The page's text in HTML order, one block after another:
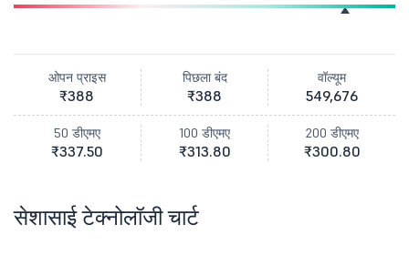
ओपन प्राइस
₹388
पिछला बंद
₹388
वॉल्यूम
549,676
50 डीएमए
₹337.50
100 डीएमए
₹313.80
200 डीएमए
₹300.80
सेशासाई टेक्नोलॉजी चार्ट